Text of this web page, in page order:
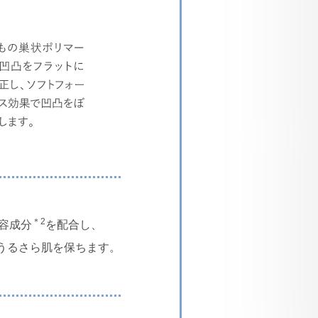
成分 ＊2 を配合し、
さら肌を保ちます。